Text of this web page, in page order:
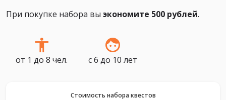
При покупке набора вы экономите 500 рублей.
от 1 до 8 чел. с 6 до 10 лет
Стоимость набора квестов